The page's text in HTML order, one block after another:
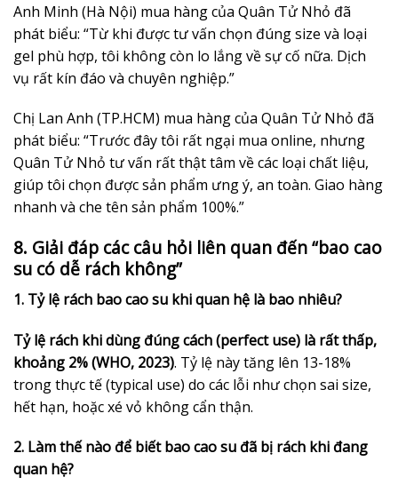
Anh Minh (Hà Nội) mua hàng của Quân Tử Nhỏ đã
phát biểu: “Từ khi được tư vấn chọn đúng size và loại
gel phù hợp, tôi không còn lo lắng về sự cố nữa. Dịch
vụ rất kín đáo và chuyên nghiệp.”
Chị Lan Anh (TP.HCM) mua hàng của Quân Tử Nhỏ đã
phát biểu: “Trước đây tôi rất ngại mua online, nhưng
Quân Tử Nhỏ tư vấn rất thật tâm về các loại chất liệu,
giúp tôi chọn được sản phẩm ưng ý, an toàn. Giao hàng
nhanh và che tên sản phẩm 100%.”
8. Giải đáp các câu hỏi liên quan đến “bao cao
su có dễ rách không”
1. Tỷ lệ rách bao cao su khi quan hệ là bao nhiêu?
Tỷ lệ rách khi dùng đúng cách (perfect use) là rất thấp,
khoảng 2% (WHO, 2023). Tỷ lệ này tăng lên 13-18%
trong thực tế (typical use) do các lỗi như chọn sai size,
hết hạn, hoặc xé vỏ không cẩn thận.
2. Làm thế nào để biết bao cao su đã bị rách khi đang
quan hệ?